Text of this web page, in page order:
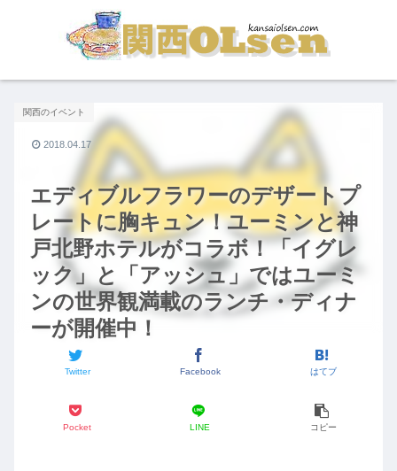
エディブルフラワーのデザートプ
レートに胸キュン！ユーミンと神
戸北野ホテルがコラボ！「イグレ
ック」と「アッシュ」ではユーミ
ンの世界観満載のランチ・ディナ
ーが開催中！
関西のイベント
Twitter Facebook はてブ
Pocket LINE コピー
2018.04.17